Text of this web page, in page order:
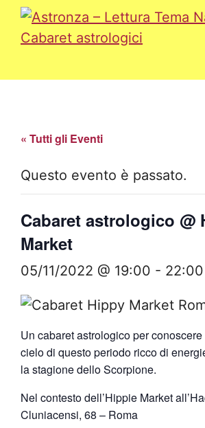
« Tutti gli Eventi
Questo evento è passato.
Cabaret astrologico @
Market
05/11/2022 @ 19:00 - 22:00
Un cabaret astrologico per
cielo di questo periodo ricco di
la stagione dello Scorpione.
Nel contesto dell’Hippie Market
Cluniacensi, 68 – Roma